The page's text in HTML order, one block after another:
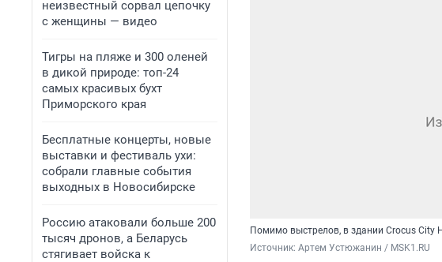
неизвестный сорвал цепочку
с женщины — видео
Тигры на пляже и 300 оленей
в дикой природе: топ-24
самых красивых бухт
Приморского края
Бесплатные концерты, новые
выставки и фестиваль ухи:
собрали главные события
выходных в Новосибирске
Россию атаковали больше 200
тысяч дронов, а Беларусь
стягивает войска к
Помимо выстрелов, в здании Crocus City
Источник: Артем Устюжанин / MSK1.RU